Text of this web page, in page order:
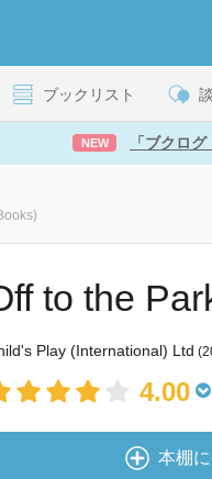
ブックリスト
NEW 「ブクロ
to the
Play (International) Ltd
4.00
本棚